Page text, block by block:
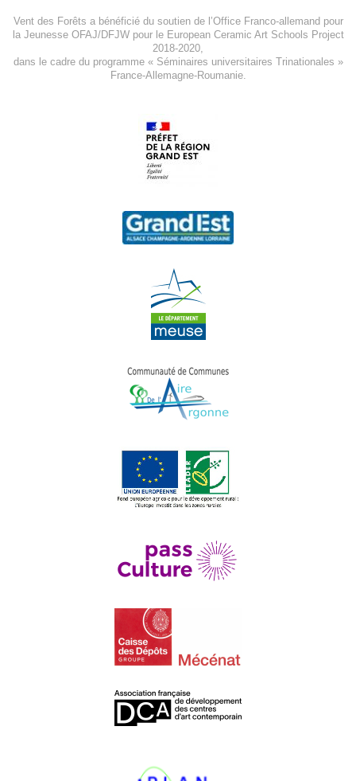
Vent des Forêts a bénéficié du soutien de l’Office Franco-allemand pour
la Jeunesse OFAJ/DFJWpour leEuropean Ceramic Art Schools Project
2018-2020
dans le cadre du programme « Séminaires universitaires Trinationales »
France-Allemagne-Roumanie.